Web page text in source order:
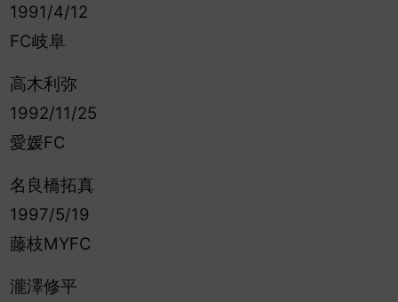
1991/4/12
FC岐阜
高木利弥
1992/11/25
愛媛FC
名良橋拓真
1997/5/19
藤枝MYFC
瀧澤修平